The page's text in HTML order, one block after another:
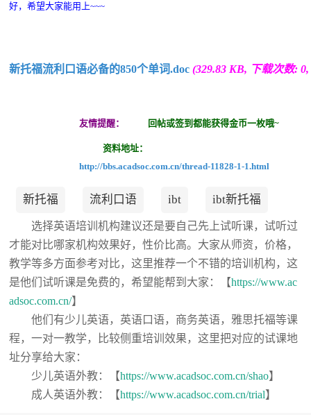
好，希望大家能用上~~~
新托福流利口语必备的850个单词.doc (329.83 KB, 下载次数:
友情提醒： 回帖或签到都能获得金币一枚哦~
资料地址：
http://bbs.acadsoc.com.cn/thread-11828-1-1.html
新托福 流利口语 ibt ibt新托福
选择英语培训机构建议还是要自己先上试听课，试听过
才能对比哪家机构效果好，性价比高。大家从师资，价格，
教学等多方面参考对比，这里推荐一个不错的培训机构，这
是他们试听课是免费的，希望能帮到大家：【https://www.ac
adsoc.com.cn/】
他们有少儿英语，英语口语，商务英语，雅思托福等课
程，一对一教学，比较侧重培训效果，这里把对应的试课地
址分享给大家：
少儿英语外教：【https://www.acadsoc.com.cn/shao】
成人英语外教：【https://www.acadsoc.com.cn/trial】